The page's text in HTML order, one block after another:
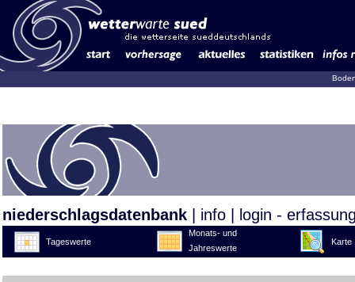
niederschlagsdatenbank info login -
Tageswerte
Monats- und
Jahreswerte
Karte